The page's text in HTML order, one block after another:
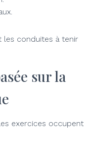
les conduites à tenir
sur la
exercices occupent